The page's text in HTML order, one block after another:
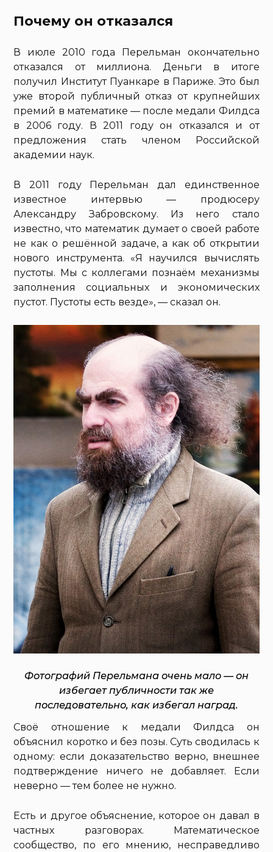
Почему он отказался
В июле 2010 года Перельман окончательно
отказался от миллиона. Деньги в итоге
получил Институт Пуанкаре в Париже. Это был
уже второй публичный отказ от крупнейших
премий в математике — после медали Филдса
в 2006 году. В 2011 году он отказался и от
предложения стать членом Российской
академии наук.
В 2011 году Перельман дал единственное
известное интервью — продюсеру
Александру Забровскому. Из него стало
известно, что математик думает о своей работе
не как о решённой задаче, а как об открытии
нового инструмента. «Я научился вычислять
пустоты. Мы с коллегами познаём механизмы
заполнения социальных и экономических
пустот. Пустоты есть везде», — сказал он.
Фотографий Перельмана очень мало — он
избегает публичности так же
последовательно, как избегал наград.
Своё отношение к медали Филдса он
объяснил коротко и без позы. Суть сводилась к
одному: если доказательство верно, внешнее
подтверждение ничего не добавляет. Если
неверно — тем более не нужно.
Есть и другое объяснение, которое он давал в
частных разговорах. Математическое
сообщество, по его мнению, несправедливо